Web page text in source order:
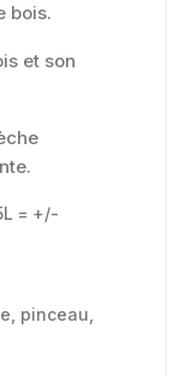
bois.
et son
= +/-
pinceau,